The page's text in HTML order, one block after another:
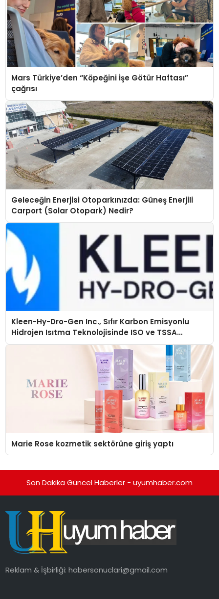
Mars Türkiye’den “Köpeğini İşe Götür Haftası”
çağrısı
Geleceğin Enerjisi Otoparkınızda: Güneş Enerjili
Carport (Solar Otopark) Nedir?
Kleen-Hy-Dro-Gen Inc., Sıfır Karbon Emisyonlu
Hidrojen Isıtma Teknolojisinde ISO ve TSSA
Düzenleyici Onaylarını Aldı
Marie Rose kozmetik sektörüne giriş yaptı
Son Dakika Güncel Haberler - uyumhaber.com
Reklam & İşbirliği:habersonuclari@gmail.com